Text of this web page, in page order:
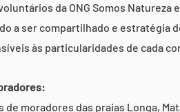
da ONG Somos Natureza
a ser compartilhado e estratégia
às particularidades de cada
moradores das praias Longa,